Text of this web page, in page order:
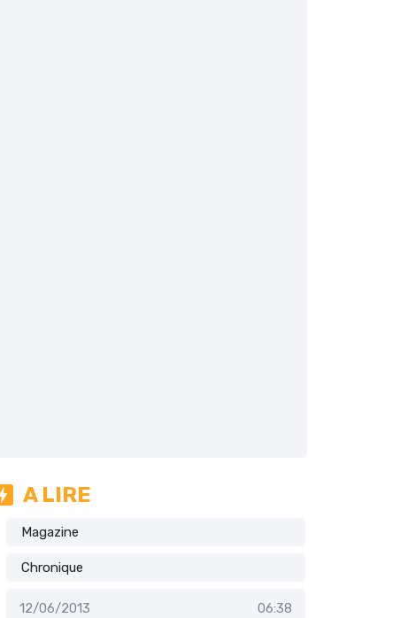
A LIRE
Magazine
Chronique
12/06/2013
06:38